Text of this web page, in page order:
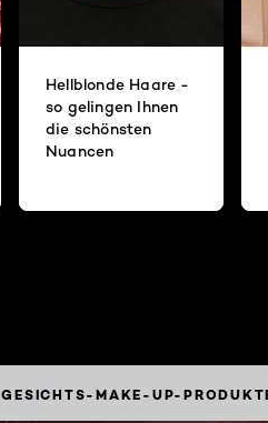
Hellblonde Haare -
so gelingen Ihnen
die schönsten
Nuancen
GESICHTS-MAKE-UP-